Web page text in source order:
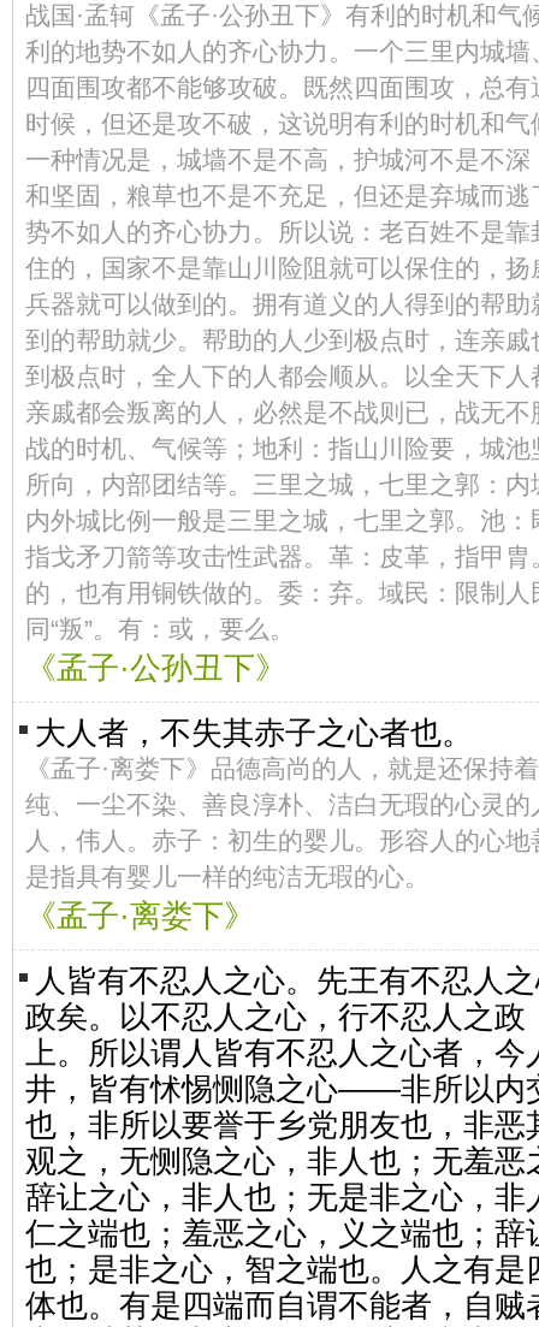
战国·孟轲《孟子·公孙丑下》有利的时机和气
利的地势不如人的齐心协力。一个三里内城
四面围攻都不能够攻破。既然四面围攻，总
时候，但还是攻不破，这说明有利的时机和
一种情况是，城墙不是不高，护城河不是不
和坚固，粮草也不是不充足，但还是弃城而
势不如人的齐心协力。所以说：老百姓不是
住的，国家不是靠山川险阻就可以保住的，
兵器就可以做到的。拥有道义的人得到的帮
到的帮助就少。帮助的人少到极点时，连亲
到极点时，全人下的人都会顺从。以全天下
亲戚都会叛离的人，必然是不战则已，战无
战的时机、气候等；地利：指山川险要，城
所向，内部团结等。三里之城，七里之郭：内
内外城比例一般是三里之城，七里之郭。池
指戈矛刀箭等攻击性武器。革：皮革，指甲
的，也有用铜铁做的。委：弃。域民：限制
同“叛”。有：或，要么。
《孟子·公孙丑下》
大人者，不失其赤子之心者也。
《孟子·离娄下》品德高尚的人，就是还保持
纯、一尘不染、善良淳朴、洁白无瑕的心灵
人，伟人。赤子：初生的婴儿。形容人的心
是指具有婴儿一样的纯洁无瑕的心。
《孟子·离娄下》
人皆有不忍人之心。先王有不忍人
政矣。以不忍人之心，行不忍人之政
上。所以谓人皆有不忍人之心者，今
井，皆有怵惕恻隐之心——非所以内
也，非所以要誉于乡党朋友也，非恶
观之，无恻隐之心，非人也；无羞恶
辞让之心，非人也；无是非之心，非
仁之端也；羞恶之心，义之端也；辞
也；是非之心，智之端也。人之有是
体也。有是四端而自谓不能者，自贼